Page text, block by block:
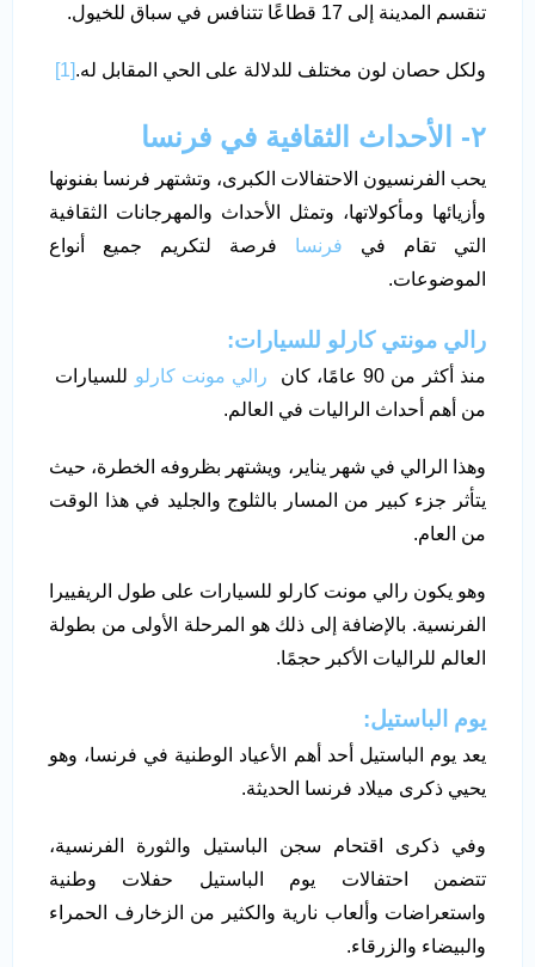
تنقسم المدينة إلى 17 قطاعًا تتنافس في سباق للخيول.
ولكل حصان لون مختلف للدلالة على الحي المقابل له.[1]
٢- الأحداث الثقافية في فرنسا
يحب الفرنسيون الاحتفالات الكبرى، وتشتهر فرنسا بفنونها
وأزيائها ومأكولاتها، وتمثل الأحداث والمهرجانات الثقافية
التي تقام في فرنسا فرصة لتكريم جميع أنواع
الموضوعات.
رالي مونتي كارلو للسيارات:
منذ أكثر من 90 عامًا، كان رالي مونت كارلو للسيارات
من أهم أحداث الراليات في العالم.
وهذا الرالي في شهر يناير، ويشتهر بظروفه الخطرة، حيث
يتأثر جزء كبير من المسار بالثلوج والجليد في هذا الوقت
من العام.
وهو يكون رالي مونت كارلو للسيارات على طول الريفييرا
الفرنسية. بالإضافة إلى ذلك هو المرحلة الأولى من بطولة
العالم للراليات الأكبر حجمًا.
يوم الباستيل:
يعد يوم الباستيل أحد أهم الأعياد الوطنية في فرنسا، وهو
يحيي ذكرى ميلاد فرنسا الحديثة.
وفي ذكرى اقتحام سجن الباستيل والثورة الفرنسية،
تتضمن احتفالات يوم الباستيل حفلات وطنية
واستعراضات وألعاب نارية والكثير من الزخارف الحمراء
والبيضاء والزرقاء.